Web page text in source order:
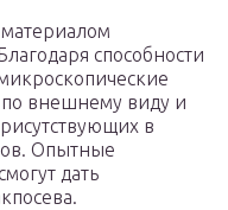
способности
по внешнему виду и
в
Опытные
дать